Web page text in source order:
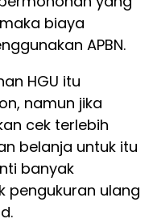
biaya
APBN.
HGU itu
namun jika
cek terlebih
belanja untuk itu
banyak
pengukuran ulang